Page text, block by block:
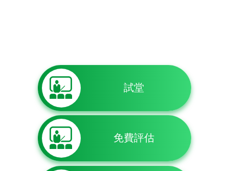
試堂
免費評估